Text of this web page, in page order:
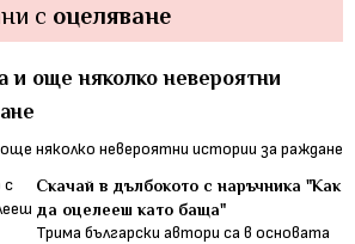
с оцеляване
и още няколко невероятни
Скачай в дълбокото с наръчника "Как
да оцелееш като баща"
Трима български автори са в основата